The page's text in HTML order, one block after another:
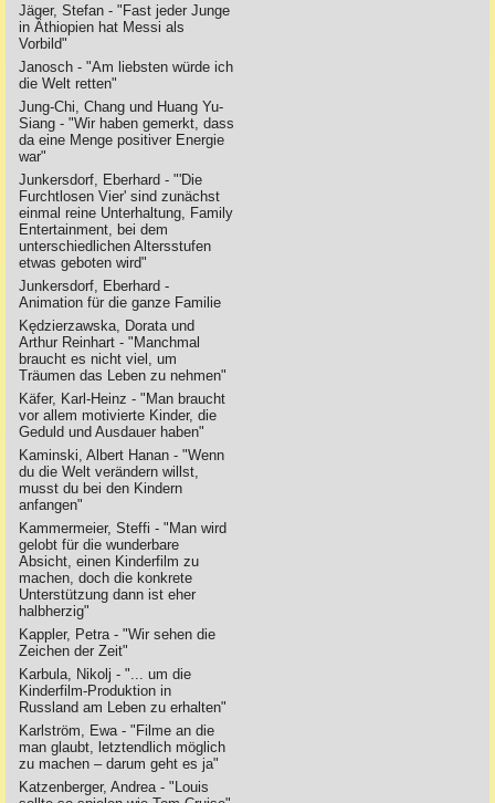
Jäger, Stefan - "Fast jeder Junge
in Äthiopien hat Messi als
Vorbild"
Janosch - "Am liebsten würde ich
die Welt retten"
Jung-Chi, Chang und Huang Yu-
Siang - "Wir haben gemerkt, dass
da eine Menge positiver Energie
war"
Junkersdorf, Eberhard - "'Die
Furchtlosen Vier' sind zunächst
einmal reine Unterhaltung, Family
Entertainment, bei dem
unterschiedlichen Altersstufen
etwas geboten wird"
Junkersdorf, Eberhard -
Animation für die ganze Familie
Kędzierzawska, Dorata und
Arthur Reinhart - "Manchmal
braucht es nicht viel, um
Träumen das Leben zu nehmen"
Käfer, Karl-Heinz - "Man braucht
vor allem motivierte Kinder, die
Geduld und Ausdauer haben"
Kaminski, Albert Hanan - "Wenn
du die Welt verändern willst,
musst du bei den Kindern
anfangen"
Kammermeier, Steffi - "Man wird
gelobt für die wunderbare
Absicht, einen Kinderfilm zu
machen, doch die konkrete
Unterstützung dann ist eher
halbherzig"
Kappler, Petra - "Wir sehen die
Zeichen der Zeit"
Karbula, Nikolj - "... um die
Kinderfilm-Produktion in
Russland am Leben zu erhalten"
Karlström, Ewa - "Filme an die
man glaubt, letztendlich möglich
zu machen – darum geht es ja"
Katzenberger, Andrea - "Louis